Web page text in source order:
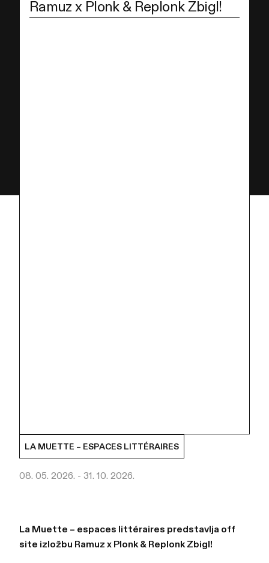
Ramuz x Plonk & Replonk Zbigl!
LA MUETTE – ESPACES LITTÉRAIRES
08. 05. 2026. - 31. 10. 2026.
La Muette – espaces littéraires predstavlja off
site izložbu Ramuz x Plonk & Replonk Zbigl!